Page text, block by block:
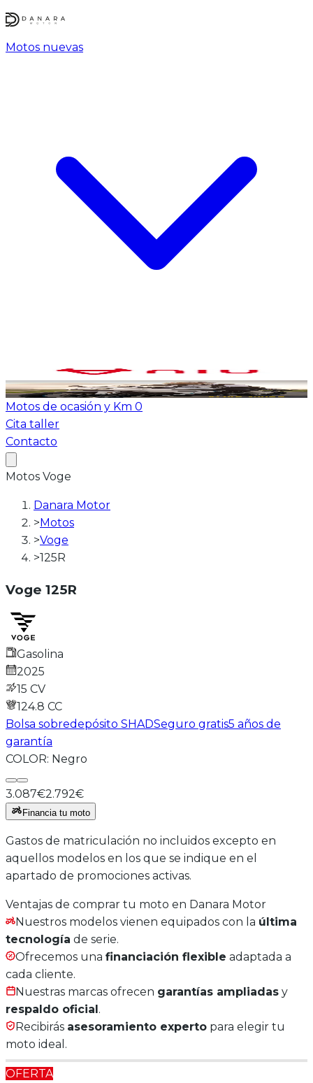
Motos nuevas
Ver todas las motos
ATV-Quad
Motos de ocasión y Km 0
Cita taller
Contacto
Motos Voge
Danara Motor
>Motos
>Voge
>125R
Voge 125R
Gasolina
2025
15 CV
124.8 CC
Bolsa sobredepósito SHADSeguro gratis5 años de
garantía
COLOR: Negro
3.087€2.792€
Financia tu moto
Gastos de matriculación no incluidos excepto en
aquellos modelos en los que se indique en el
apartado de promociones activas.
Ventajas de comprar tu moto en Danara Motor
Nuestros modelos vienen equipados con la última
tecnología de serie.
Ofrecemos una financiación flexible adaptada a
cada cliente.
Nuestras marcas ofrecen garantías ampliadas y
respaldo oficial .
Recibirás asesoramiento experto para elegir tu
moto ideal.
OFERTA